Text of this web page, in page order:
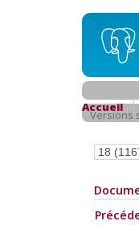
Accueil
Versions